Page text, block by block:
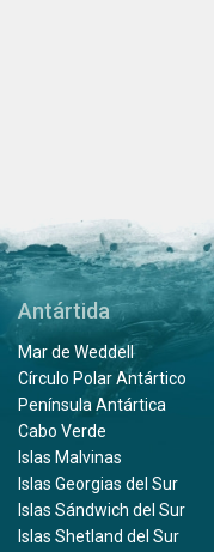
Antártida
Mar de Weddell
Círculo Polar Antártico
Península Antártica
Cabo Verde
Islas Malvinas
Islas Georgias del Sur
Islas Sándwich del Sur
Islas Shetland del Sur